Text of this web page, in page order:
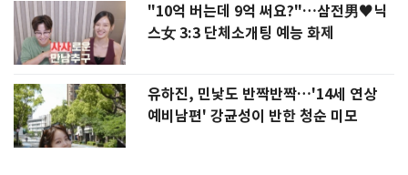
"10억 버는데 9억 써요?"…삼전男♥닉
스女 3:3 단체소개팅 예능 화제
유하진, 민낯도 반짝반짝…'14세 연상
예비남편' 강균성이 반한 청순 미모